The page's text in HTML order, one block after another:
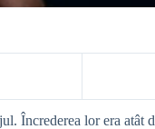
Încrederea lor era atât